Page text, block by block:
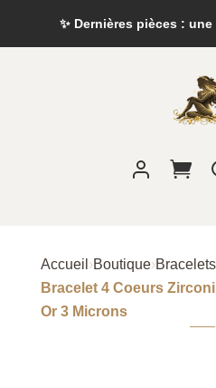
✨ Dernières pièces :
Accueil ›Boutique›Bracelets
Bracelet 4 Coeurs
Or 3 Microns